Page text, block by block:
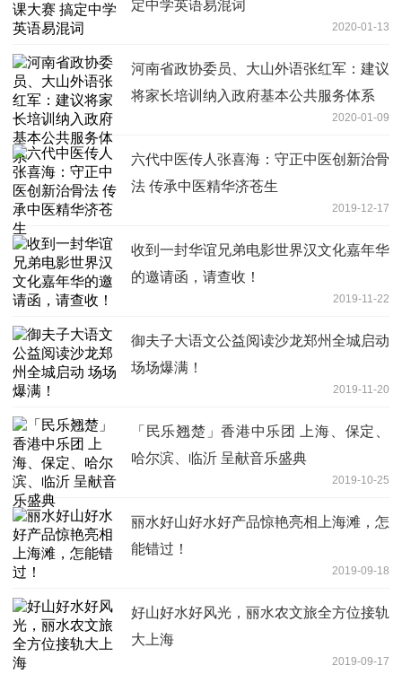
定中学英语易混词
2020-01-13
河南省政协委员、大山外语张红军：建议
将家长培训纳入政府基本公共服务体系
2020-01-09
六代中医传人张喜海：守正中医创新治骨
法 传承中医精华济苍生
2019-12-17
收到一封华谊兄弟电影世界汉文化嘉年华
的邀请函，请查收！
2019-11-22
御夫子大语文公益阅读沙龙郑州全城启动
场场爆满！
2019-11-20
「民乐翘楚」香港中乐团 上海、保定、
哈尔滨、临沂 呈献音乐盛典
2019-10-25
丽水好山好水好产品惊艳亮相上海滩，怎
能错过！
2019-09-18
好山好水好风光，丽水农文旅全方位接轨
大上海
2019-09-17